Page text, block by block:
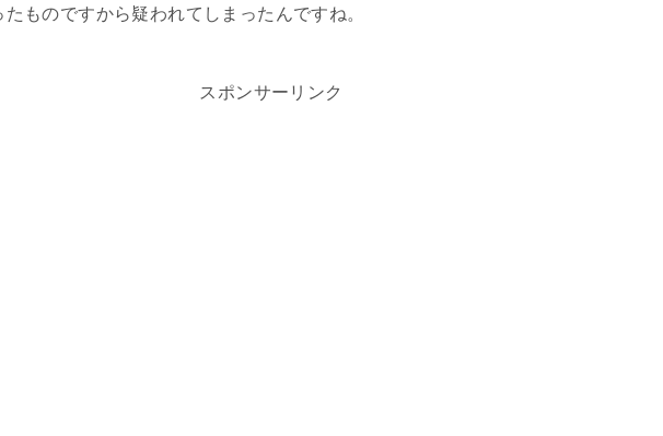
ものですから疑われてしまったんですね。
スポンサーリンク